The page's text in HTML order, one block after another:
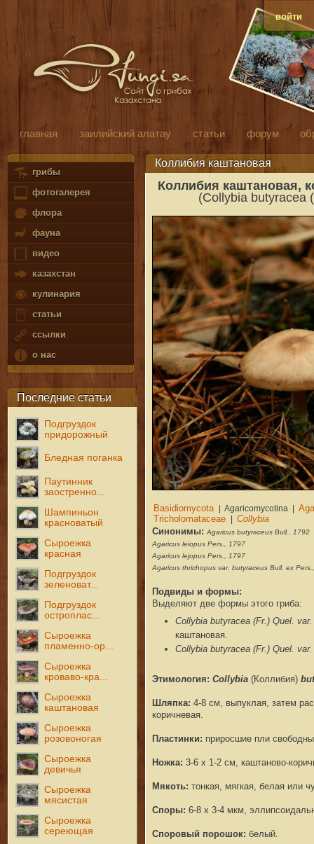
войти
главная заилийский алатау статьи форум
грибы
фотогалерея
флора
фауна
видео
казахстан
кулинария
статьи
ссылки
о нас
Последние статьи
Подгруздок
придорожный
Бледная поганка
Паутинник
заостренно...
Шампиньон
красноватый
Сыроежка
красная
Подгруздок
зеленоват...
Подгруздок
остроплас...
Сыроежка
пламенно-ор...
Сыроежка
кроваво-кра...
Сыроежка
каштановая
Сыроежка
розовоногая
Сыроежка
девичья
Сыроежка
мясистая
Сыроежка
сереющая
Коллибия каштановая
Коллибия каштановая,
(Collybia butyracea
Синонимы:Agaricus butyraceus Bull., 1792
Agaricus leiopus Pers., 1797
Agaricus lejopus Pers., 1797
Agaricus thrichopus var. butyraceus Bull. ex
Подвиды и формы:
Выделяют две формы этого гриба:
Collybia butyracea (Fr.) Quel.
каштановая.
Collybia butyracea (Fr.) Quel.
Этимология: Collybia (Коллибия)
Шляпка: 4-8 см, выпуклая, затем
коричневая.
Пластинки: приросшие пли
Ножка: 3-6 х 1-2 см, каштаново-
Мякоть: тонкая, мягкая, белая или
Споры: 6-8 x 3-4 мкм,
Споровый порошок: белый.